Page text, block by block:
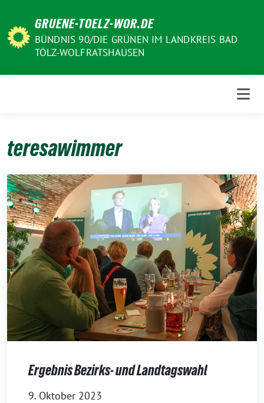
zum
Inhalt
GRUENE-TOELZ-WOR.DE
BÜNDNIS 90/DIE GRÜNEN IM LANDKREIS BAD
TÖLZ-WOLFRATSHAUSEN
teresawimmer
Ergebnis Bezirks- und Landtagswahl
9. Oktober 2023